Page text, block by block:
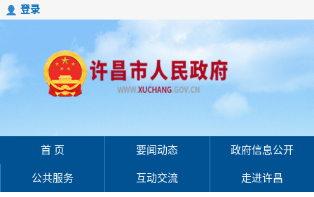
登录
首 页 要闻动态 政府信息公开
公共服务 互动交流 走进许昌